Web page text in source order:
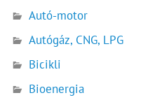
Autó-motor
Autógáz, CNG, LPG
Bicikli
Bioenergia